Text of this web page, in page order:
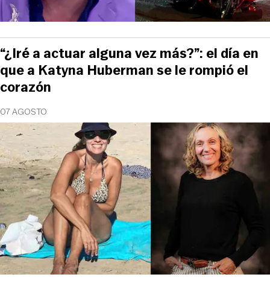
07 AGOSTO
“¿Iré a actuar alguna vez más?”: el día en
que a Katyna Huberman se le rompió el
corazón